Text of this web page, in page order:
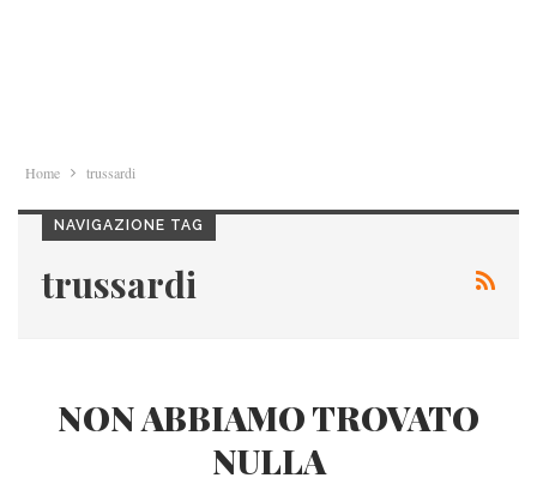
Home trussardi
NAVIGAZIONE TAG
trussardi
NON ABBIAMO TROVATO
NULLA